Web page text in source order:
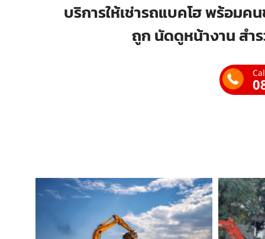
บริการให้เช่ารถแบคโฮ พร้อมค
ถูก นัดดูหน้างาน สำ